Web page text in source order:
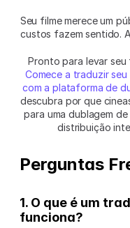
Seu filme merece um
custos fazem sentido.
Comece a traduzir
com a plataforma de
descubra por que
para uma dublagem
distribuição
Perguntas
1. O que é um
funciona?